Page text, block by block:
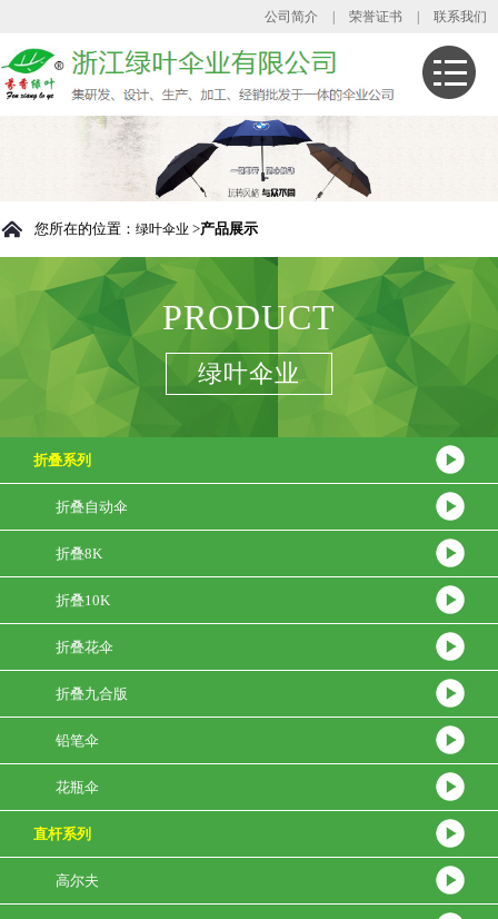
公司简介 荣誉证书 联系我们
您所在的位置： 绿叶伞业 >产品展示
PRODUCT
绿叶伞业
折叠系列
折叠自动伞
折叠8K
折叠10K
折叠花伞
折叠九合版
铅笔伞
花瓶伞
直杆系列
高尔夫